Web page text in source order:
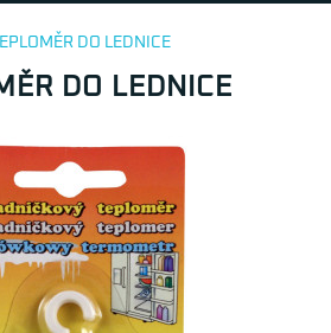
DO LEDNICE
DO LEDNICE